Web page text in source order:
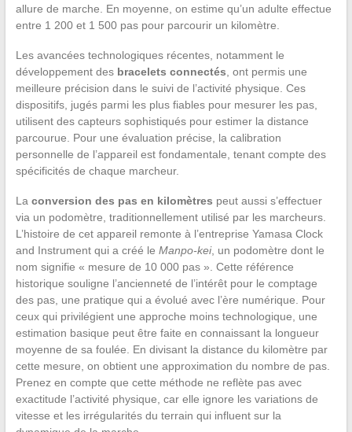
allure de marche. En moyenne, on estime qu’un adulte effectue
entre 1 200 et 1 500 pas pour parcourir un kilomètre.
Les avancées technologiques récentes, notamment le
développement des bracelets connectés , ont permis une
meilleure précision dans le suivi de l’activité physique. Ces
dispositifs, jugés parmi les plus fiables pour mesurer les pas,
utilisent des capteurs sophistiqués pour estimer la distance
parcourue. Pour une évaluation précise, la calibration
personnelle de l’appareil est fondamentale, tenant compte des
spécificités de chaque marcheur.
La conversion des pas en kilomètres peut aussi s’effectuer
via un podomètre, traditionnellement utilisé par les marcheurs.
L’histoire de cet appareil remonte à l’entreprise Yamasa Clock
and Instrument qui a créé le Manpo-kei, un podomètre dont le
nom signifie « mesure de 10 000 pas ». Cette référence
historique souligne l’ancienneté de l’intérêt pour le comptage
des pas, une pratique qui a évolué avec l’ère numérique. Pour
ceux qui privilégient une approche moins technologique, une
estimation basique peut être faite en connaissant la longueur
moyenne de sa foulée. En divisant la distance du kilomètre par
cette mesure, on obtient une approximation du nombre de pas.
Prenez en compte que cette méthode ne reflète pas avec
exactitude l’activité physique, car elle ignore les variations de
vitesse et les irrégularités du terrain qui influent sur la